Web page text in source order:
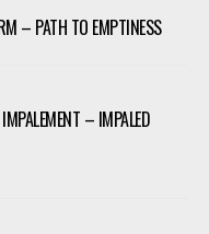
– PATH TO EMPTINESS
– IMPALED